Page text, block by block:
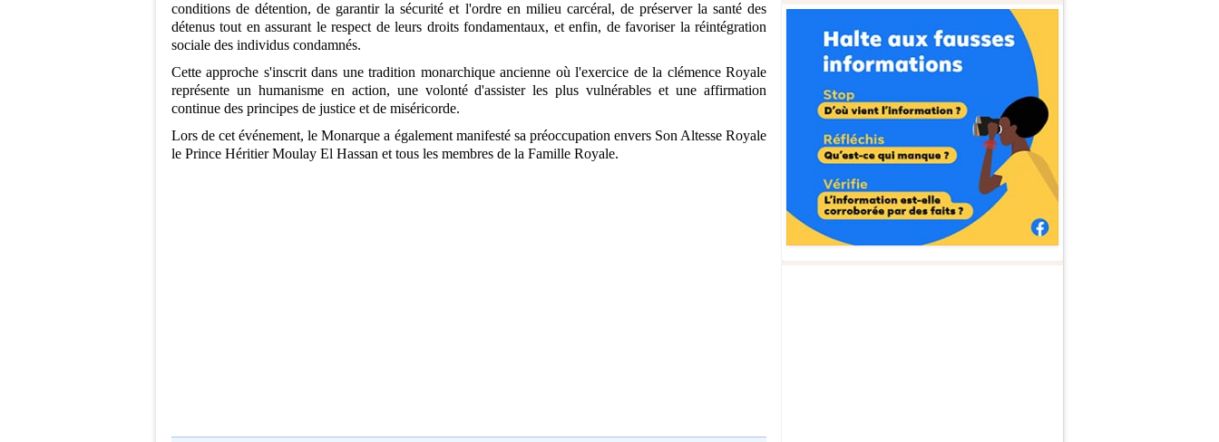
conditions de détention, de garantir la sécurité et l'ordre en milieu carcéral, de préserver la santé des
détenus tout en assurant le respect de leurs droits fondamentaux, et enfin, de favoriser la réintégration
sociale des individus condamnés.
Cette approche s'inscrit dans une tradition monarchique ancienne où l'exercice de la clémence Royale
représente un humanisme en action, une volonté d'assister les plus vulnérables et une affirmation
continue des principes de justice et de miséricorde.
Lors de cet événement, le Monarque a également manifesté sa préoccupation envers Son Altesse Royale
le Prince Héritier Moulay El Hassan et tous les membres de la Famille Royale.